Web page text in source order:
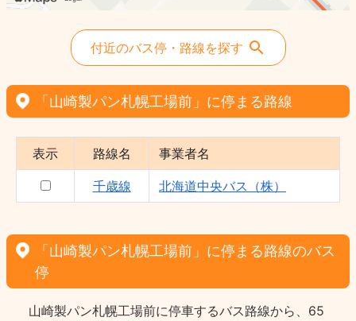
付近のバス停・路線を探す
「山崎製パン札幌工場前」に停まる路線
表示 路線名 事業者名
千歳線 北海道中央バス（株）
「山崎製パン札幌工場前」に停まる路線のバス
停
山崎製パン札幌工場前に停車するバス路線から、65